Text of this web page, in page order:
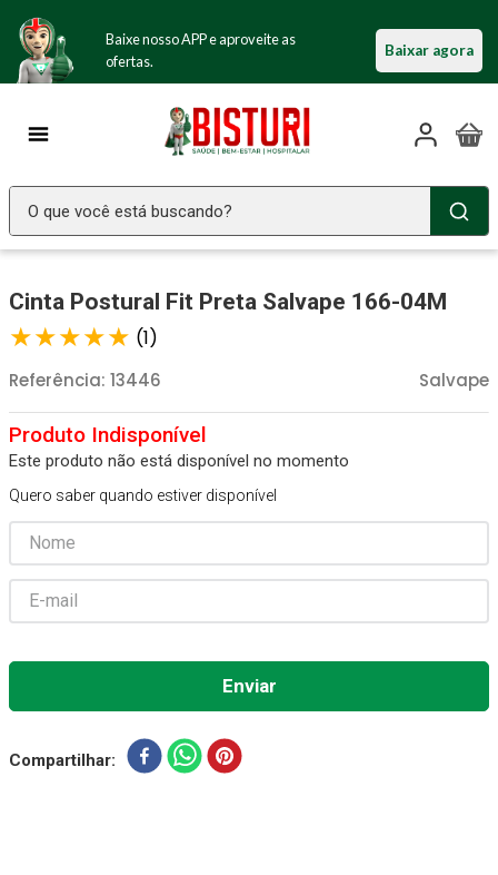
Baixe nosso APP e aproveite as
ofertas.
Baixar agora
O que você está buscando?
Cinta Postural Fit Preta Salvape 166-04M
★★★★★ (1)
Salvape
Referência: 13446
Este produto não está disponível no momento
Quero saber quando estiver disponível
Compartilhar
1º Seringa Insulina
2º Fralda Geriatrica
3º Luva Latex
4º Estetoscopio Littmann
5º Littmann
6 º Absorvente Geriatrico
7º
Aparelho Pressão
9º